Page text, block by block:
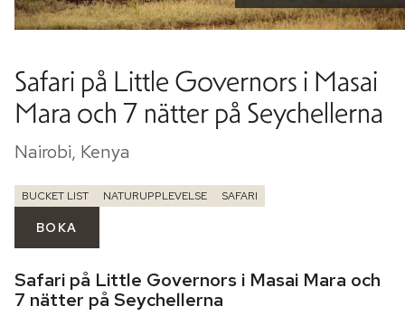
Safari på Little Governors i Masai
Mara och 7 nätter på Seychellerna
Nairobi, Kenya
BUCKET LIST NATURUPPLEVELSE SAFARI
BOKA
Safari på Little Governors i Masai Mara och
7 nätter på Seychellerna